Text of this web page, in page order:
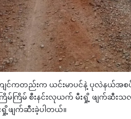
ကတည်းက ယင်းမာပင်နဲ့ ပုလဲနယ်အစ
ကြိမ် စီးနင်းလုယက် မီးရှို့ ဖျက်ဆီးသ
ဖျက်ဆီးခဲ့ပါတယ်။